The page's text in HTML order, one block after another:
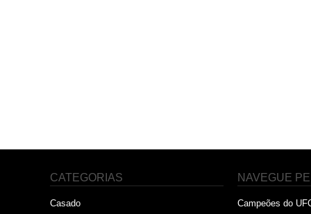
CATEGORIAS
Casado
NAVEGUE
Campeões do